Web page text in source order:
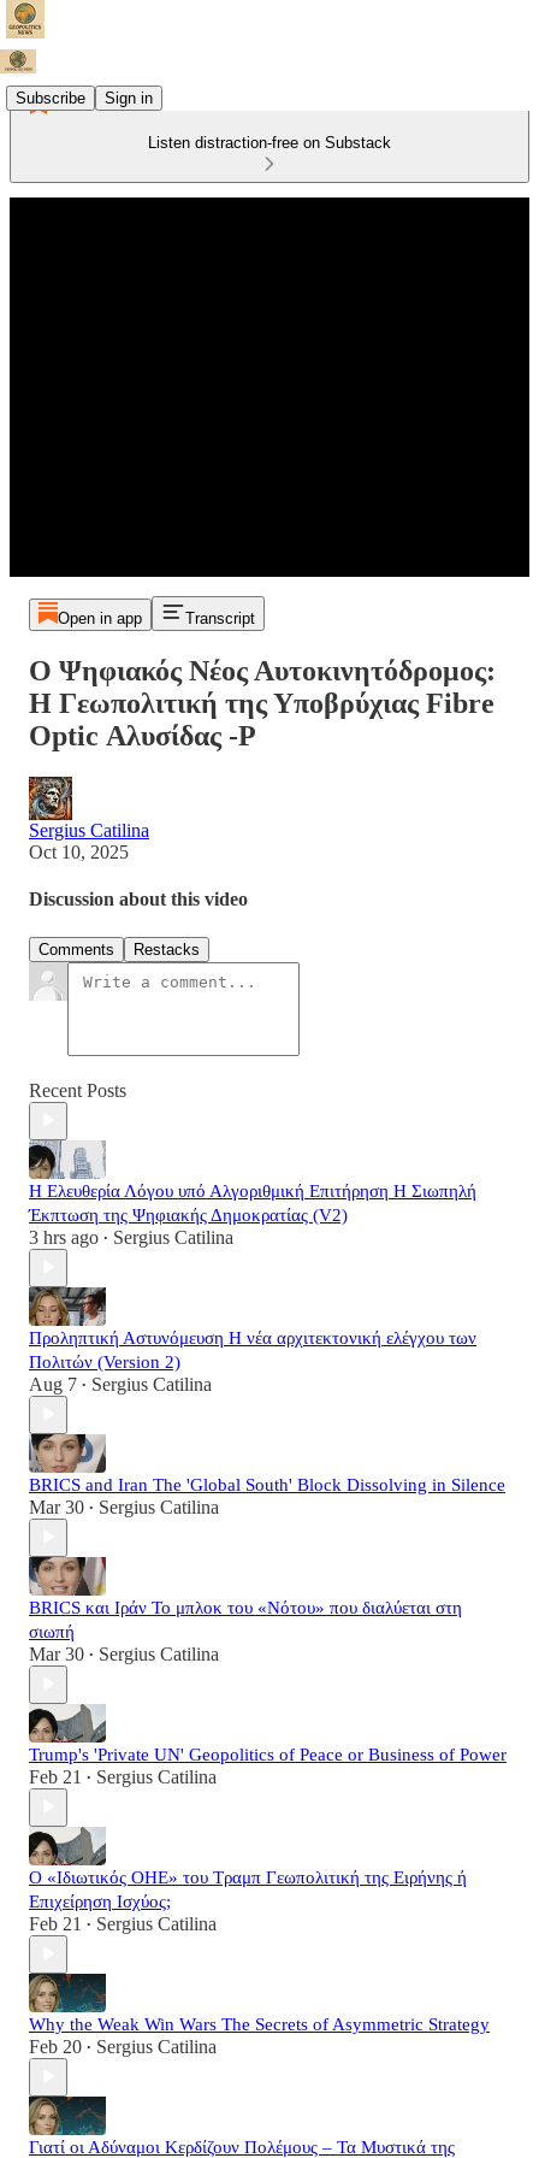
Subscribe Sign in
Listen distraction-free on Substack
Open in app Transcript
Ο Ψηφιακός Νέος Αυτοκινητόδρομος:
Η Γεωπολιτική της Υποβρύχιας Fibre
Optic Αλυσίδας -P
Sergius Catilina
Oct 10, 2025
Discussion about this video
Comments Restacks
Recent Posts
Η Ελευθερία Λόγου υπό Αλγοριθμική Επιτήρηση Η Σιωπηλή
Έκπτωση της Ψηφιακής Δημοκρατίας (V2)
3 hrs ago • Sergius Catilina
Προληπτική Αστυνόμευση Η νέα αρχιτεκτονική ελέγχου των
Πολιτών (Version 2)
Aug 7 • Sergius Catilina
BRICS and Iran The 'Global South' Block Dissolving in Silence
Mar 30 • Sergius Catilina
BRICS και Ιράν Το μπλοκ του «Νότου» που διαλύεται στη
σιωπή
Mar 30 • Sergius Catilina
Trump's 'Private UN' Geopolitics of Peace or Business of Power
Feb 21 • Sergius Catilina
Ο «Ιδιωτικός ΟΗΕ» του Τραμπ Γεωπολιτική της Ειρήνης ή
Επιχείρηση Ισχύος;
Feb 21 • Sergius Catilina
Why the Weak Win Wars The Secrets of Asymmetric Strategy
Feb 20 • Sergius Catilina
Γιατί οι Αδύναμοι Κερδίζουν Πολέμους – Τα Μυστικά της